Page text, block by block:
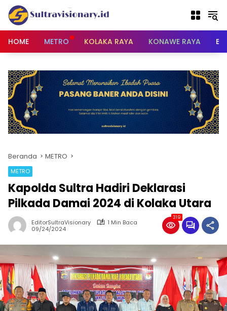
Langsung
konten
HOME
METRO KOLAKA RAYA KONAWE RAYA
Beranda METRO
METRO
Kapolda Sultra Hadiri Deklarasi
Pilkada Damai 2024 di Kolaka Utara
EditorSultraVisionary
1 Min Baca
09/24/2024
319